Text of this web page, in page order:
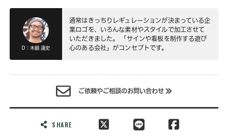
D：木綿 達史
通常はきっちりレギュレーションが決まっている企
業ロゴを、いろんな素材やスタイルで加工させて
いただきました。 「サインや看板を制作する遊び
心のある会社」がコンセプトです。
ご依頼やご相談のお問い合わせ
SHARE